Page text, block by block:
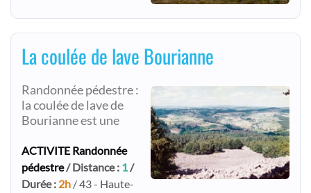
La coulée de lave Bourianne
Randonnée pédestre :
la coulée de lave de
Bourianne est une
ACTIVITE Randonnée
pédestre/ Distance : 1/
Durée : 2h / 43 - Haute-